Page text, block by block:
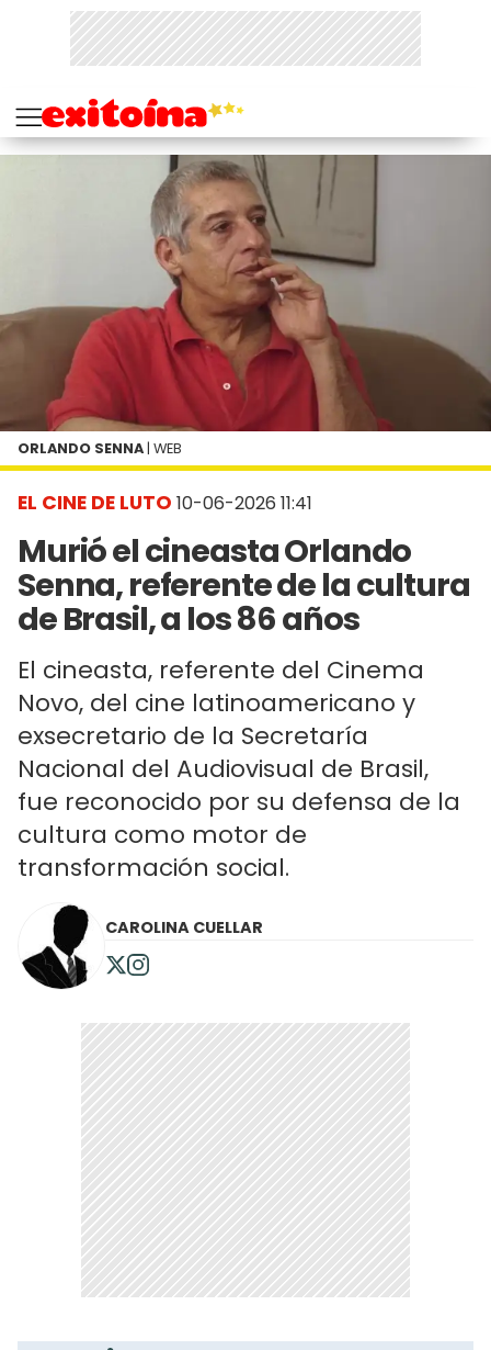
EL CINE DE LUTO 10-06-2026 11:41
Murió el cineasta Orlando
Senna, referente de la cultura
de Brasil, a los 86 años
El cineasta, referente del Cinema
Novo, del cine latinoamericano y
exsecretario de la Secretaría
Nacional del Audiovisual de Brasil,
fue reconocido por su defensa de la
cultura como motor de
transformación social.
ORLANDO SENNA | WEB
CAROLINA CUELLAR